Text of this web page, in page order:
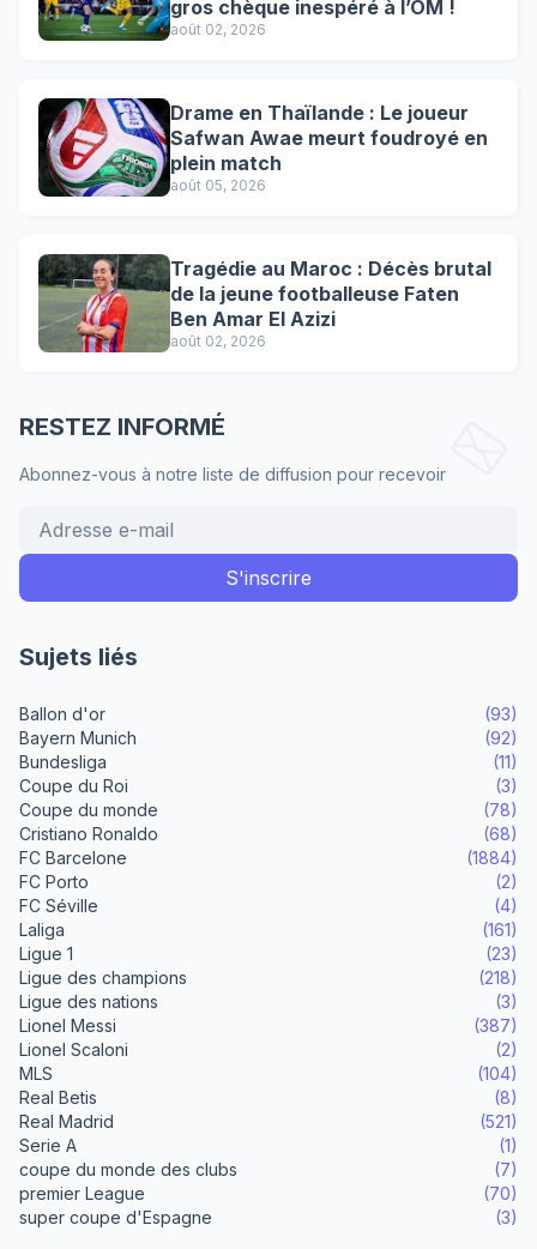
gros chèque inespéré à l’OM !
août 02, 2026
Drame en Thaïlande : Le joueur
Safwan Awae meurt foudroyé en
plein match
août 05, 2026
Tragédie au Maroc : Décès brutal
de la jeune footballeuse Faten
Ben Amar El Azizi
août 02, 2026
RESTEZ INFORMÉ
Abonnez-vous à notre liste de diffusion pour recevoir
Sujets liés
Ballon d'or
(93)
Bayern Munich
(92)
Bundesliga
(11)
Coupe du Roi
(3)
Coupe du monde
(78)
Cristiano Ronaldo
(68)
FC Barcelone
(1884)
FC Porto
(2)
FC Séville
(4)
Laliga
(161)
Ligue 1
(23)
Ligue des champions
(218)
Ligue des nations
(3)
Lionel Messi
(387)
Lionel Scaloni
(2)
MLS
(104)
Real Betis
(8)
Real Madrid
(521)
Serie A
(1)
coupe du monde des clubs
(7)
premier League
(70)
super coupe d'Espagne
(3)